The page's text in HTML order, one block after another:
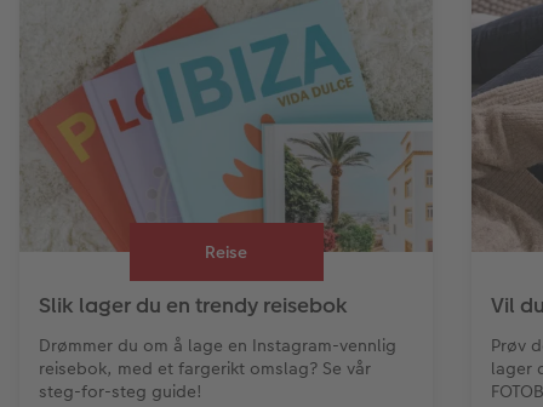
Minnelomme
Tilbehør
hexxas
Flerdelt veggdekorasjon
Fotopanel
Velkomstskilt
Nummercollage
Inspirasjon
Gratis bildelagring
Gratis bildelagring
Inspirasjon
CEWE Gavekort
Firmagaver
Gratis bildelagring
Menykort
Direkteforsendelse
Digitalt kort
Reise
Slik lager du en trendy reisebok
Drømmer du om å lage en Instagram-vennlig
reisebok, med et fargerikt omslag? Se vår
steg-for-steg guide!
Vil
Prøv
lager